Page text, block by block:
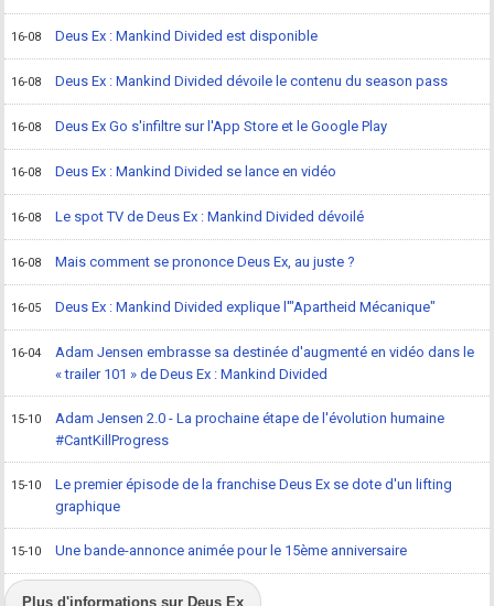
16-08 Deus Ex : Mankind Divided est disponible
16-08 Deus Ex : Mankind Divided dévoile le contenu du season pass
16-08 Deus Ex Go s'infiltre sur l'App Store et le Google Play
16-08 Deus Ex : Mankind Divided se lance en vidéo
16-08 Le spot TV de Deus Ex : Mankind Divided dévoilé
16-08 Mais comment se prononce Deus Ex, au juste ?
16-05 Deus Ex : Mankind Divided explique l'"Apartheid Mécanique"
16-04
Adam Jensen embrasse sa destinée d'augmenté en vidéo dans le
« trailer 101 » de Deus Ex : Mankind Divided
15-10
Adam Jensen 2.0 - La prochaine étape de l'évolution humaine
#CantKillProgress
15-10
Le premier épisode de la franchise Deus Ex se dote d'un lifting
graphique
15-10 Une bande-annonce animée pour le 15ème anniversaire
Plus d'informations sur Deus Ex